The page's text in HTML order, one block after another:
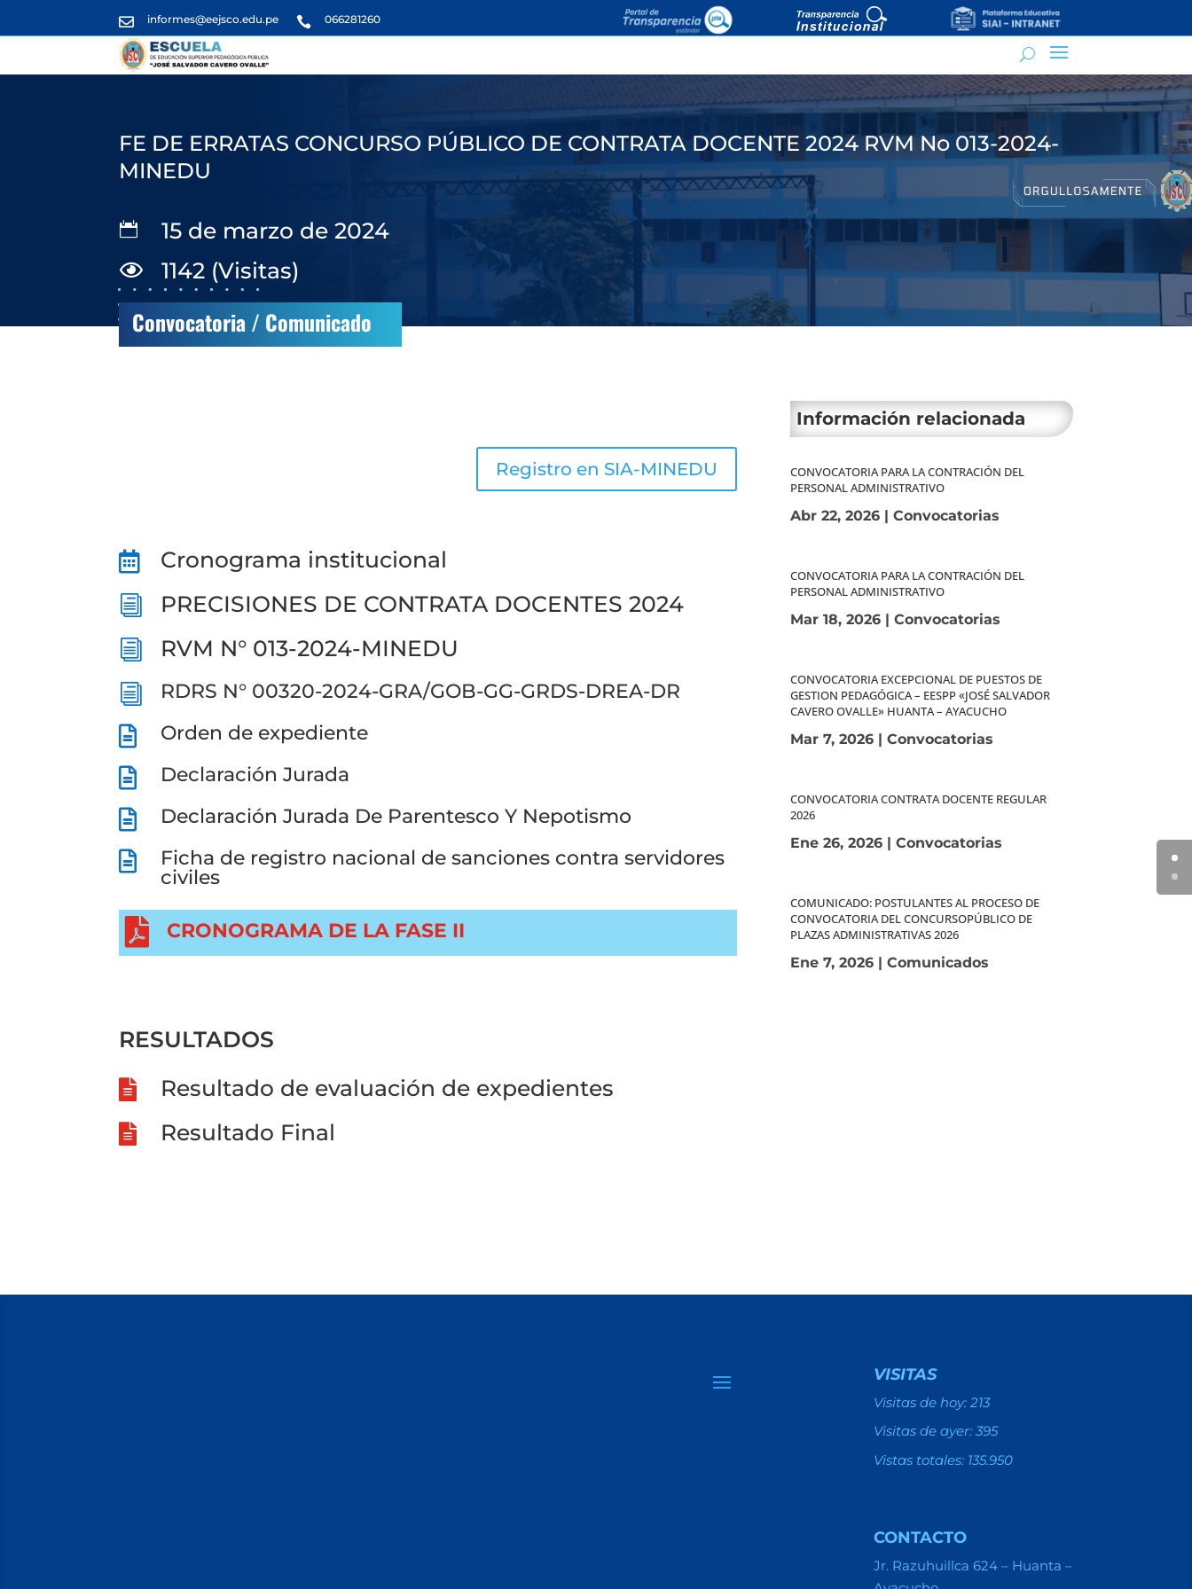
 informes@eejsco.edu.pe  066281260
FE DE ERRATAS CONCURSO PÚBLICO DE CONTRATA DOCENTE 2024 RVM No 013-2024-
MINEDU
 15 de marzo de 2024
 1142 (Visitas)
Convocatoria / Comunicado
Registro en SIA-MINEDU
 Cronograma institucional
i PRECISIONES DE CONTRATA DOCENTES 2024
i RVM N° 013-2024-MINEDU
i
RDRS N° 00320-2024-GRA/GOB-GG-GRDS-DREA-DR

Orden de expediente

Declaración Jurada

Declaración Jurada De Parentesco Y Nepotismo

Ficha de registro nacional de sanciones contra servidores
civiles
 CRONOGRAMA DE LA FASE II
RESULTADOS
 Resultado de evaluación de expedientes
 Resultado Final
Información relacionada
CONVOCATORIA PARA LA CONTRACIÓN DEL
PERSONAL ADMINISTRATIVO
Abr 22, 2026| Convocatorias
CONVOCATORIA PARA LA CONTRACIÓN DEL
PERSONAL ADMINISTRATIVO
Mar 18, 2026| Convocatorias
CONVOCATORIA EXCEPCIONAL DE PUESTOS DE
GESTION PEDAGÓGICA – EESPP «JOSÉ SALVADOR
CAVERO OVALLE» HUANTA – AYACUCHO
Mar 7, 2026| Convocatorias
CONVOCATORIA CONTRATA DOCENTE REGULAR
2026
Ene 26, 2026| Convocatorias
COMUNICADO: POSTULANTES AL PROCESO DE
CONVOCATORIA DEL CONCURSOPÚBLICO DE
PLAZAS ADMINISTRATIVAS 2026
Ene 7, 2026| Comunicados
VISITAS
Visitas de hoy:213
Visitas de ayer:395
Vistas totales: 135.950
CONTACTO
Jr. Razuhuillca 624 – Huanta –